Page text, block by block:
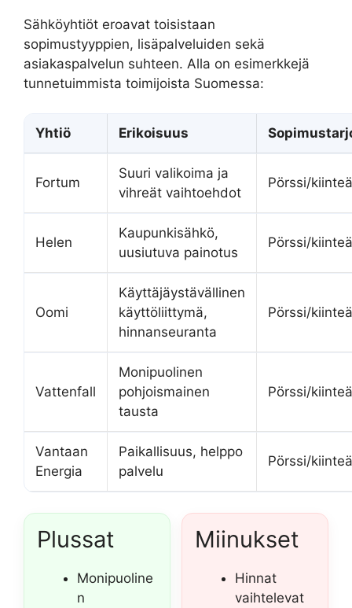
Sähköyhtiöt eroavat toisistaan
sopimustyyppien, lisäpalveluiden sekä
asiakaspalvelun suhteen. Alla on esimerkkejä
tunnetuimmista toimijoista Suomessa:
Yhtiö Erikoisuus
Fortum
Suuri valikoima ja
vihreät vaihtoehdot
Pörssi/
Helen
Kaupunkisähkö,
uusiutuva painotus
Pörssi/
Oomi
Käyttäjäystävällinen
käyttöliittymä,
hinnanseuranta
Pörssi/kiinteä
Vattenfall
Monipuolinen
pohjoismainen
tausta
Pörssi/
Vantaan
Energia
Paikallisuus, helppo
palvelu
Pörssi/
Plussat
Monipuoline
n
Miinukset
Hinnat
vaihtelevat